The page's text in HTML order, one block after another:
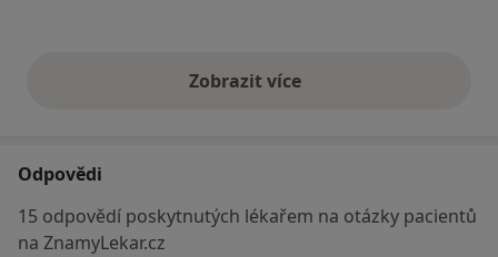
Zobrazit vícevýše uvedené názory
Odpovědi
15 odpovědí poskytnutých lékařem na otázky pacientů
na ZnamyLekar.cz